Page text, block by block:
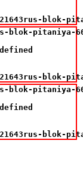
blok-
pitaniya-
blok-
pitaniya-
blok-